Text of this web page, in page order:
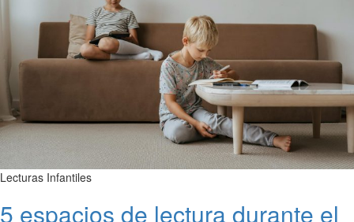
Lecturas Infantiles
5 espacios de lectura durante el